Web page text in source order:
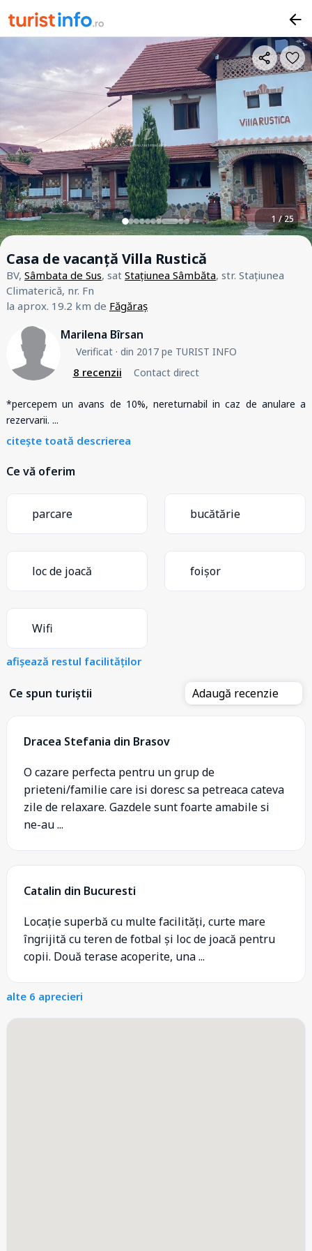
1 / 25
Casa de vacanță Villa Rustică
BV, Sâmbata de Sus, sat Stațiunea Sâmbăta, str. Stațiunea
Climaterică, nr. Fn
la aprox. 19.2 km de Făgăraș
Marilena Bîrsan
Verificat· din 2017 pe TURIST INFO
8 recenzii Contact direct
*percepem un avans de 10%, nereturnabil in caz de anulare a
rezervarii. ...
citește toată descrierea
Ce vă oferim
parcare bucătărie
loc de joacă foișor
Wifi
afișează restul facilităților
Ce spun turiștii Adaugă recenzie
Dracea Stefania din Brasov
O cazare perfecta pentru un grup de
prieteni/familie care isi doresc sa petreaca cateva
zile de relaxare. Gazdele sunt foarte amabile si
ne-au ...
Catalin din Bucuresti
Locație superbă cu multe facilități, curte mare
îngrijită cu teren de fotbal și loc de joacă pentru
copii. Două terase acoperite, una ...
alte 6 aprecieri